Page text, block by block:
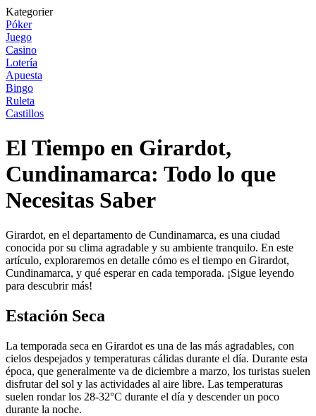
Kategorier
Póker
Juego
Casino
Lotería
Apuesta
Bingo
Ruleta
Castillos
El Tiempo en Girardot,
Cundinamarca: Todo lo que
Necesitas Saber
Girardot, en el departamento de Cundinamarca, es una ciudad
conocida por su clima agradable y su ambiente tranquilo. En este
artículo, exploraremos en detalle cómo es el tiempo en Girardot,
Cundinamarca, y qué esperar en cada temporada. ¡Sigue leyendo
para descubrir más!
Estación Seca
La temporada seca en Girardot es una de las más agradables, con
cielos despejados y temperaturas cálidas durante el día. Durante esta
época, que generalmente va de diciembre a marzo, los turistas suelen
disfrutar del sol y las actividades al aire libre. Las temperaturas
suelen rondar los 28-32°C durante el día y descender un poco
durante la noche.